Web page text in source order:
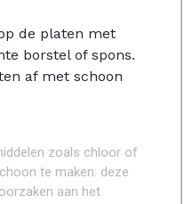
de platen met
borstel of spons.
af met schoon
zoals chloor of
te maken: deze
aan het